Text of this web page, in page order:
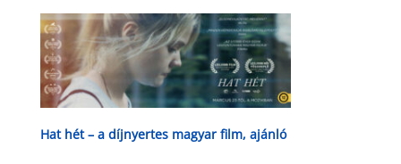
Hat hét – a díjnyertes magyar film, ajánló